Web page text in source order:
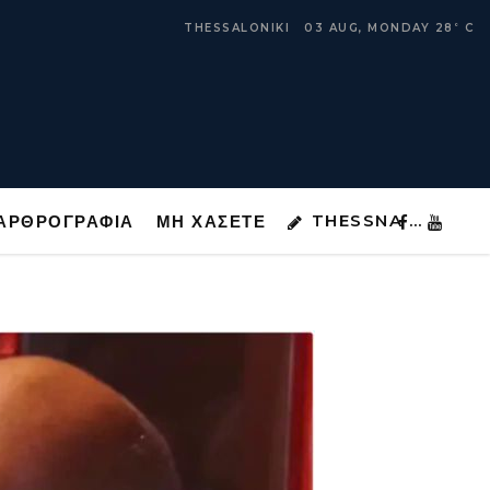
THESSALONIKI 03 AUG, MONDAY 28 ° C
ΜΗ ΧΑΣΕΤΕ THESSNA …
ΜΗ ΧΑΣΕΤΕ THESSNA …